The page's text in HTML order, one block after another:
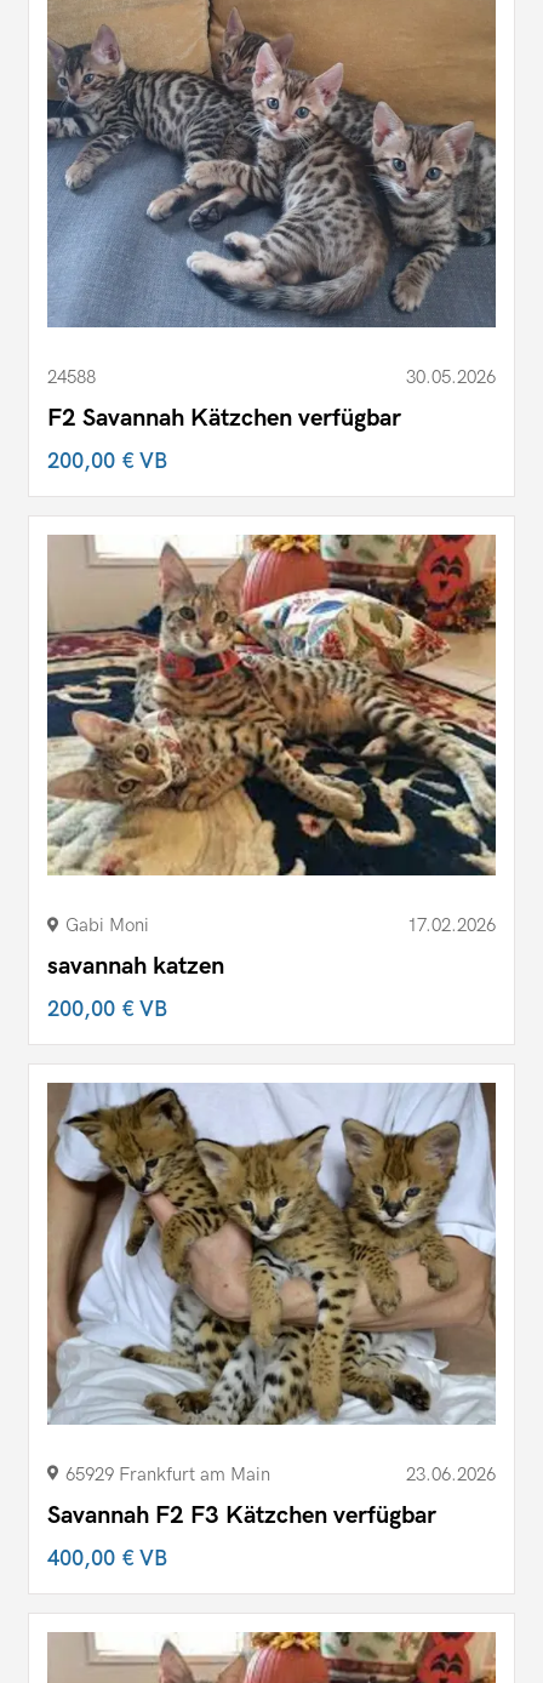
24588 30.05.2026
F2 Savannah Kätzchen verfügbar
200,00 €VB
Gabi Moni 17.02.2026
savannah katzen
200,00 €VB
65929 Frankfurt am Main 23.06.2026
Savannah F2 F3 Kätzchen verfügbar
400,00 €VB